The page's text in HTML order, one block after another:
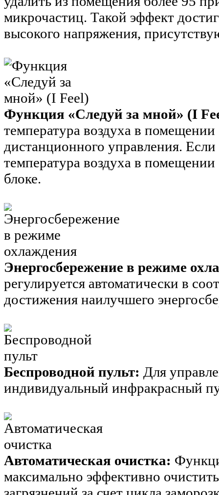
микрочастиц. Такой эффект
высокого напряжения,
Функция «Следуй за мной» (I
температура воздуха в помещении
дистанционного управления.
температура воздуха в
блоке.
Энергосбережение в режиме
регулируется автоматически в
достижения наилучшего
Беспроводной пульт: Для
индивидуальный инфракрасный
Автоматическая очистка:
максимально эффективно